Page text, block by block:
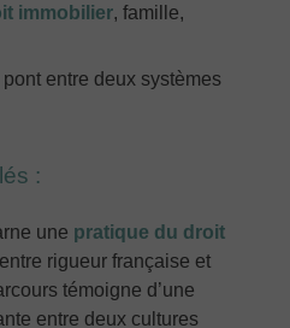
immobilier, famille,
entre deux systèmes
:
une pratique du droit
rigueur française et
témoigne d’une
entre deux cultures